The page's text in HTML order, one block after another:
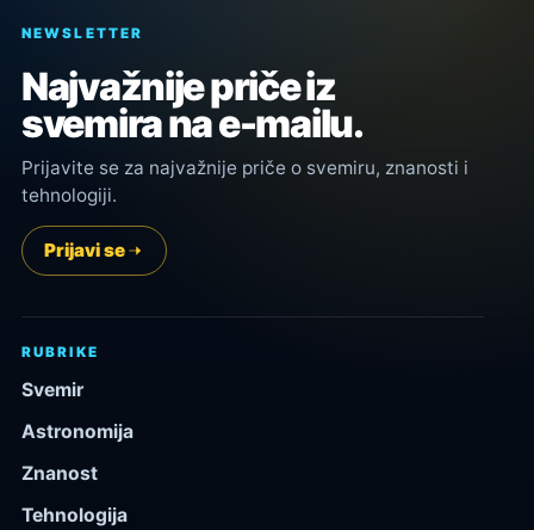
NEWSLETTER
Najvažnije priče iz
svemira na e-mailu.
Prijavite se za najvažnije priče o svemiru, znanosti i
tehnologiji.
Prijavi se
RUBRIKE
Svemir
Astronomija
Znanost
Tehnologija